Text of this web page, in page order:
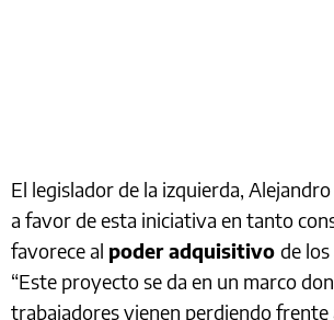
El legislador de la izquierda,
a favor de esta iniciativa en tanto
favorece al poder adquisitivo de
“Este proyecto se da en un marco
trabajadores vienen perdiendo frente